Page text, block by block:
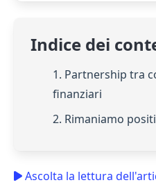
Indice dei
1. Partnership tra
finanziari
2. Rimaniamo
Ascolta la lettura